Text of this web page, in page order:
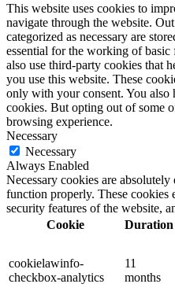
This website uses cookies to
navigate through the website.
categorized as necessary are
essential for the working of
also use third-party cookies that
you use this website. These
only with your consent. You also
cookies. But opting out of some
browsing experience.
Necessary
Necessary
Always Enabled
Necessary cookies are
function properly. These cookies
security features of the website,
Cookie
Duration
cookielawinfo-
checkbox-analytics
11
months